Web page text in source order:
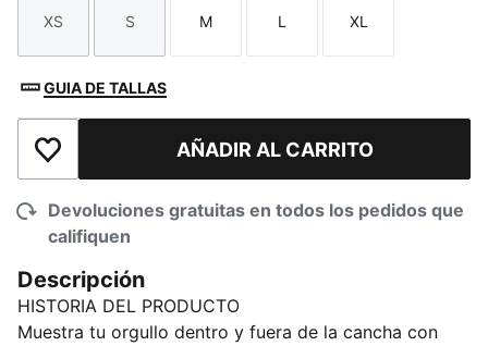
Talla
XS
Talla
S
Talla
M
Talla
L
Talla
XL
GUIA DE TALLAS
Añadir a la lista de deseosAÑADIR AL CARRITO
Devoluciones gratuitas en todos los pedidos que
califiquen
Descripción
HISTORIA DEL PRODUCTO
Muestra tu orgullo dentro y fuera de la cancha con